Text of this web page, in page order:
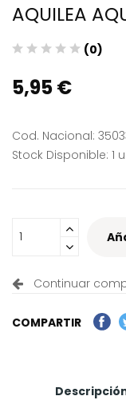
AQUILEA
(0)
5,95 €
Cod. Nacional:
Stock Disponible: 1
Continuar
COMPARTIR